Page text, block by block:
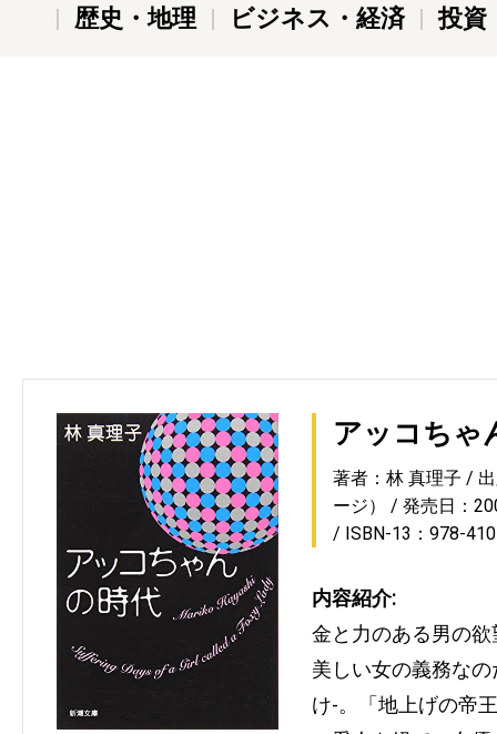
歴史・地理
ビジネス・経済 投資
アッコちゃ
著者：林 真理子
ージ）
発売日：
ISBN-13：978-
内容紹介:
金と力のある男の
美しい女の義務な
け-。「地上げの帝